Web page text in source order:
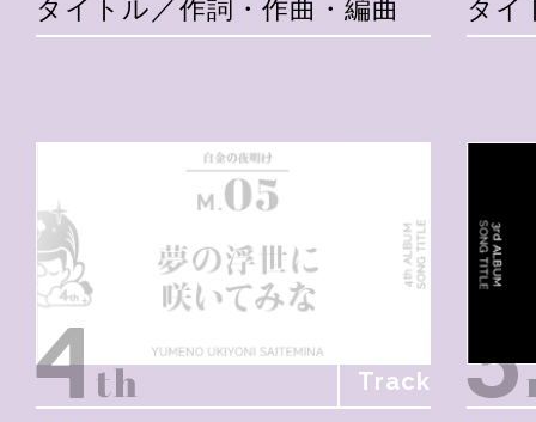
タイトル／作詞・作曲・編曲
タイ
Track